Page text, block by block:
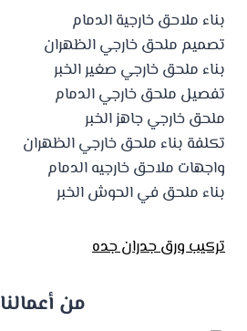
بناء ملاحق خارجية الدمام
تصميم ملحق خارجي الظهران
بناء ملحق خارجي صغير الخبر
تفصيل ملحق خارجي الدمام
ملحق خارجي جاهز الخبر
تكلفة بناء ملحق خارجي الظهران
واجهات ملاحق خارجيه الدمام
بناء ملحق في الحوش الخبر
تركيب ورق جدران جده
من أعمالنا